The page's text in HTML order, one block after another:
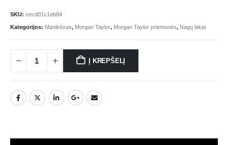
SKU: cecd01c1eb84
Kategorijos: Manikiūras, Morgan Taylor, Morgan Taylor priemonės, Nagų lakai
Į KREPŠELĮ